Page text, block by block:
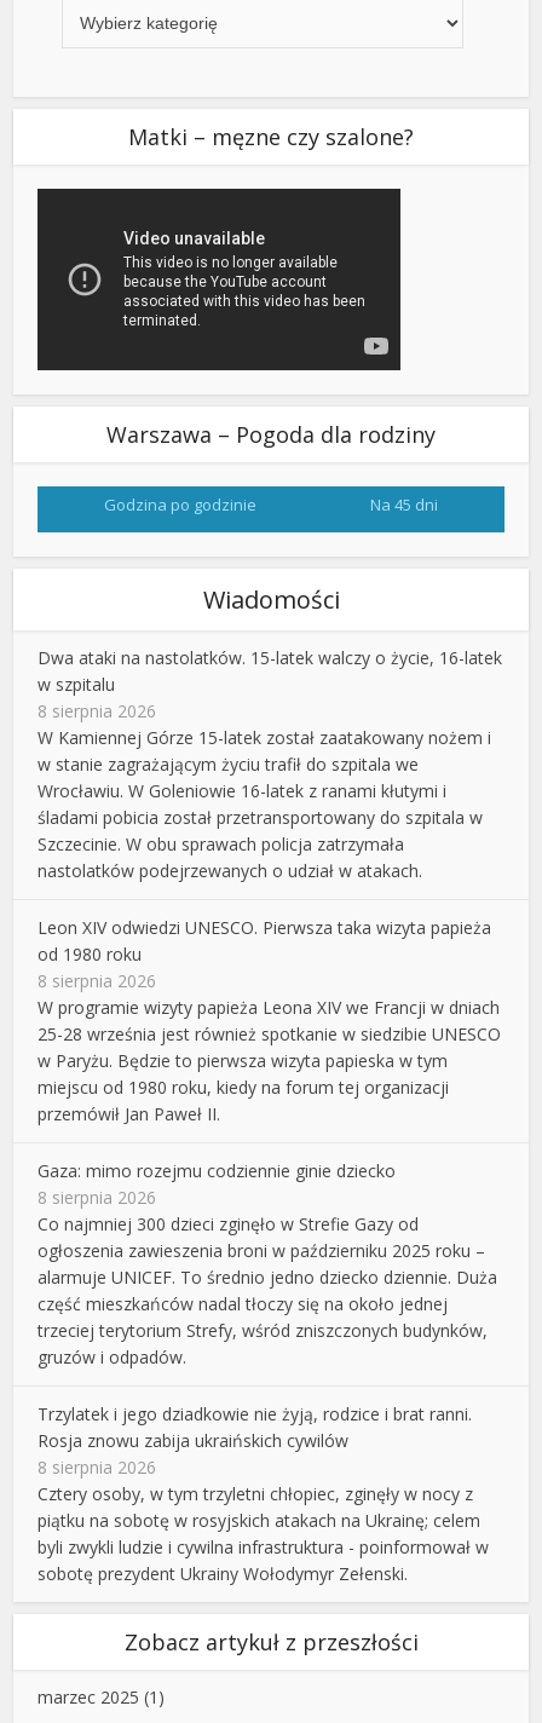
Matki – męzne czy szalone?
Warszawa – Pogoda dla rodziny
Godzina po godzinie Na 45 dni
Wiadomości
Dwa ataki na nastolatków. 15-latek walczy o życie, 16-latek
w szpitalu
8 sierpnia 2026
W Kamiennej Górze 15-latek został zaatakowany nożem i
w stanie zagrażającym życiu trafił do szpitala we
Wrocławiu. W Goleniowie 16-latek z ranami kłutymi i
śladami pobicia został przetransportowany do szpitala w
Szczecinie. W obu sprawach policja zatrzymała
nastolatków podejrzewanych o udział w atakach.
Leon XIV odwiedzi UNESCO. Pierwsza taka wizyta papieża
od 1980 roku
8 sierpnia 2026
W programie wizyty papieża Leona XIV we Francji w dniach
25-28 września jest również spotkanie w siedzibie UNESCO
w Paryżu. Będzie to pierwsza wizyta papieska w tym
miejscu od 1980 roku, kiedy na forum tej organizacji
przemówił Jan Paweł II.
Gaza: mimo rozejmu codziennie ginie dziecko
8 sierpnia 2026
Co najmniej 300 dzieci zginęło w Strefie Gazy od
ogłoszenia zawieszenia broni w październiku 2025 roku –
alarmuje UNICEF. To średnio jedno dziecko dziennie. Duża
część mieszkańców nadal tłoczy się na około jednej
trzeciej terytorium Strefy, wśród zniszczonych budynków,
gruzów i odpadów.
Trzylatek i jego dziadkowie nie żyją, rodzice i brat ranni.
Rosja znowu zabija ukraińskich cywilów
8 sierpnia 2026
Cztery osoby, w tym trzyletni chłopiec, zginęły w nocy z
piątku na sobotę w rosyjskich atakach na Ukrainę; celem
byli zwykli ludzie i cywilna infrastruktura - poinformował w
sobotę prezydent Ukrainy Wołodymyr Zełenski.
Zobacz artykuł z przeszłości
marzec 2025 (1)